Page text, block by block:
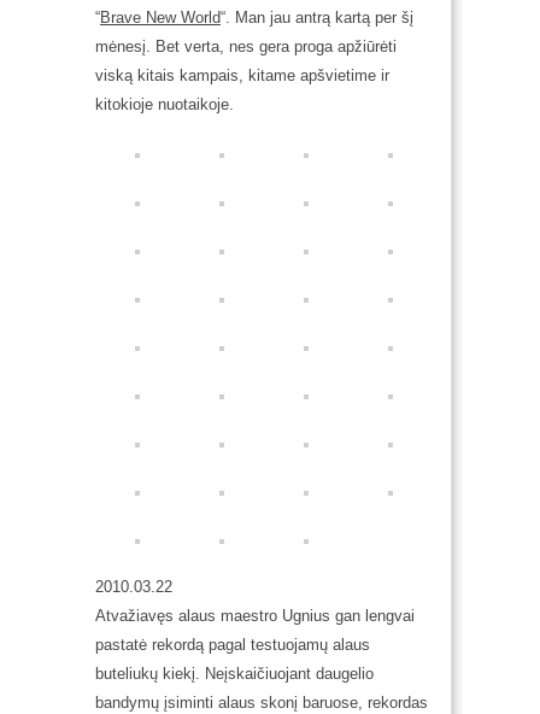
“Brave New World“. Man jau antrą kartą per šį
mėnesį. Bet verta, nes gera proga apžiūrėti
viską kitais kampais, kitame apšvietime ir
kitokioje nuotaikoje.
2010.03.22
Atvažiavęs alaus maestro Ugnius gan lengvai
pastatė rekordą pagal testuojamų alaus
buteliukų kiekį. Neįskaičiuojant daugelio
bandymų įsiminti alaus skonį baruose, rekordas